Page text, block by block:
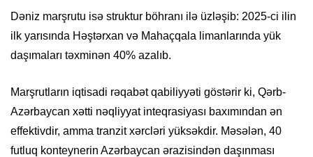
Dəniz marşrutu isə struktur böhranı ilə üzləşib: 2025-ci ilin
ilk yarısında Həştərxan və Mahaçqala limanlarında yük
daşımaları təxminən 40% azalıb.
Marşrutların iqtisadi rəqabət qabiliyyəti göstərir ki, Qərb-
Azərbaycan xətti nəqliyyat inteqrasiyası baxımından ən
effektivdir, amma tranzit xərcləri yüksəkdir. Məsələn, 40
futluq konteynerin Azərbaycan ərazisindən daşınması